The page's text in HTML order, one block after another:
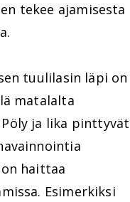
tekee ajamisesta
tuulilasin läpi on
matalalta
ja lika pinttyvät
haittaa
Esimerkiksi